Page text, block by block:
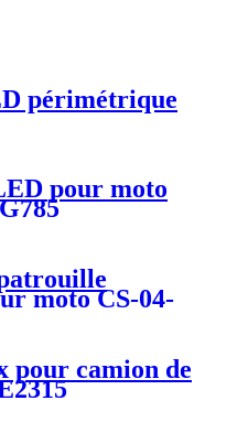
périmétrique
pour moto
moto CS-04-
pour camion de